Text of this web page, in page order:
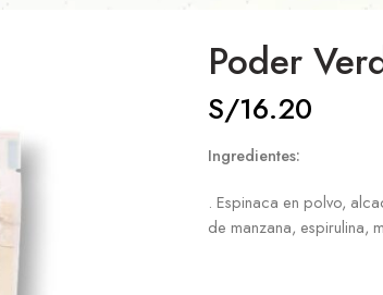
Poder
S/16.20
Ingredientes:
. Espinaca en polvo,
de manzana, espirulina,